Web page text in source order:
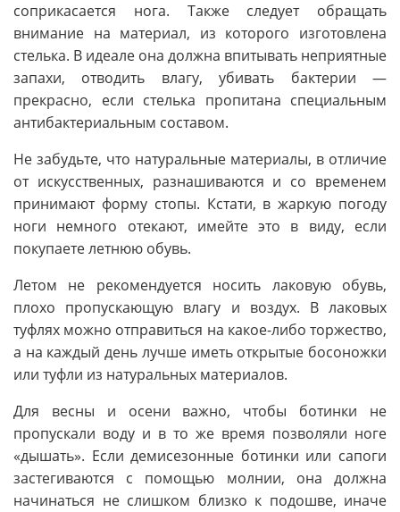
соприкасается нога. Также следует обращать
внимание на материал, из которого изготовлена
стелька. В идеале она должна впитывать неприятные
запахи, отводить влагу, убивать бактерии —
прекрасно, если стелька пропитана специальным
антибактериальным составом.
Не забудьте, что натуральные материалы, в отличие
от искусственных, разнашиваются и со временем
принимают форму стопы. Кстати, в жаркую погоду
ноги немного отекают, имейте это в виду, если
покупаете летнюю обувь.
Летом не рекомендуется носить лаковую обувь,
плохо пропускающую влагу и воздух. В лаковых
туфлях можно отправиться на какое-либо торжество,
а на каждый день лучше иметь открытые босоножки
или туфли из натуральных материалов.
Для весны и осени важно, чтобы ботинки не
пропускали воду и в то же время позволяли ноге
«дышать». Если демисезонные ботинки или сапоги
застегиваются с помощью молнии, она должна
начинаться не слишком близко к подошве, иначе